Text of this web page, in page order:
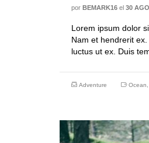
por BEMARK16 el 30
Lorem ipsum dolor
Nam et hendrerit
luctus ut ex. Duis
Adventure Ocean,